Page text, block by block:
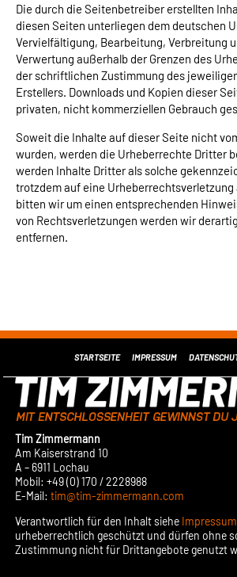
Die durch die Seitenbetreiber erstellten
diesen Seiten unterliegen dem deutschen
Vervielfältigung, Bearbeitung, Verbreitung
Verwertung außerhalb der Grenzen des
der schriftlichen Zustimmung des
Erstellers. Downloads und Kopien dieser
privaten, nicht kommerziellen Gebrauch
Soweit die Inhalte auf dieser Seite nicht
wurden, werden die Urheberrechte Dritter
werden Inhalte Dritter als solche
trotzdem auf eine
bitten wir um einen entsprechenden
von Rechtsverletzungen werden wir
entfernen.
IMPRESSUM
STARTSEITE
Tim Zimmermann
Am Kaiserstrand 10
A – 6911 Lochau
Mobil: +49 (0) 170 / 2228988
E-Mail:tim@tim-zimmermann.com
Verantwortlich für den Inhalt siehe Impressum
urheberrechtlich geschützt und dürfen ohne
Zustimmung nicht für Drittangebote genutzt